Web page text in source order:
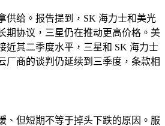
供给。报告提到，SK 海力士和美光
期协议，三星仍在推动更高价格。美
近其二季度水平，三星和 SK 海力士
厂商的谈判仍延续到三季度，条款相
、但短期不等于掉头下跌的原因。服